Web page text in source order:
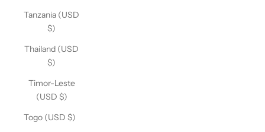
Tanzania (USD
$)
Thailand (USD
$)
Timor-Leste
(USD $)
Togo (USD $)